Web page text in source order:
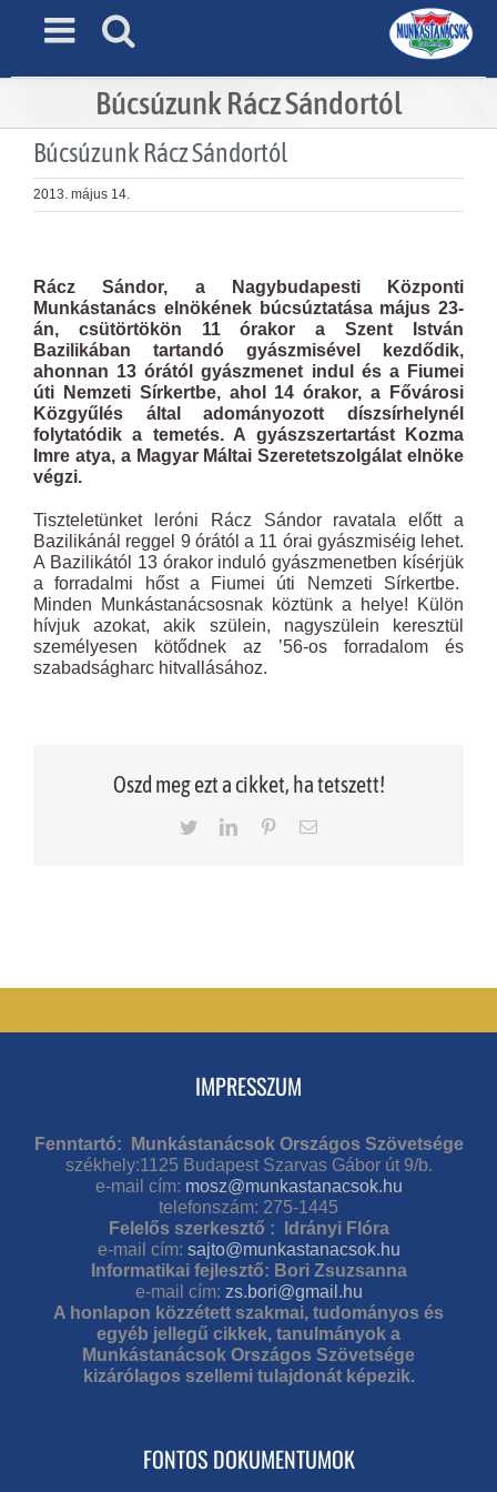
Búcsúzunk Rácz Sándortól
Búcsúzunk Rácz Sándortól
2013. május 14.
Image
Rácz Sándor, a Nagybudapesti Központi
Munkástanács elnökének búcsúztatása május 23-
án, csütörtökön 11 órakor a Szent István
Bazilikában tartandó gyászmisével kezdődik,
ahonnan 13 órától gyászmenet indul és a Fiumei
úti Nemzeti Sírkertbe, ahol 14 órakor, a Fővárosi
Közgyűlés által adományozott díszsírhelynél
folytatódik a temetés. A gyászszertartást Kozma
Imre atya, a Magyar Máltai Szeretetszolgálat elnöke
végzi.
Tiszteletünket leróni Rácz Sándor ravatala előtt a
Bazilikánál reggel 9 órától a 11 órai gyászmiséig lehet.
A Bazilikától 13 órakor induló gyászmenetben kísérjük
a forradalmi hőst a Fiumei úti Nemzeti Sírkertbe.
Minden Munkástanácsosnak köztünk a helye! Külön
hívjuk azokat, akik szülein, nagyszülein keresztül
személyesen kötődnek az ’56-os forradalom és
szabadságharc hitvallásához.
Oszd meg ezt a cikket, ha tetszett!
TwitterLinkedInPinterestEmail
IMPRESSZUM
Fenntartó: Munkástanácsok Országos Szövetsége
székhely:1125 Budapest Szarvas Gábor út 9/b.
e-mail cím: mosz@munkastanacsok.hu
telefonszám: 275-1445
Felelős szerkesztő : Idrányi Flóra
e-mail cím: sajto@munkastanacsok.hu
Informatikai fejlesztő: Bori Zsuzsanna
e-mail cím: zs.bori@gmail.hu
A honlapon közzétett szakmai, tudományos és
egyéb jellegű cikkek, tanulmányok a
Munkástanácsok Országos Szövetsége
kizárólagos szellemi tulajdonát képezik.
FONTOS DOKUMENTUMOK